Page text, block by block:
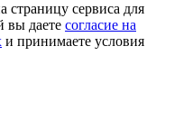
страницу сервиса для
вы даете согласие на
и принимаете условия